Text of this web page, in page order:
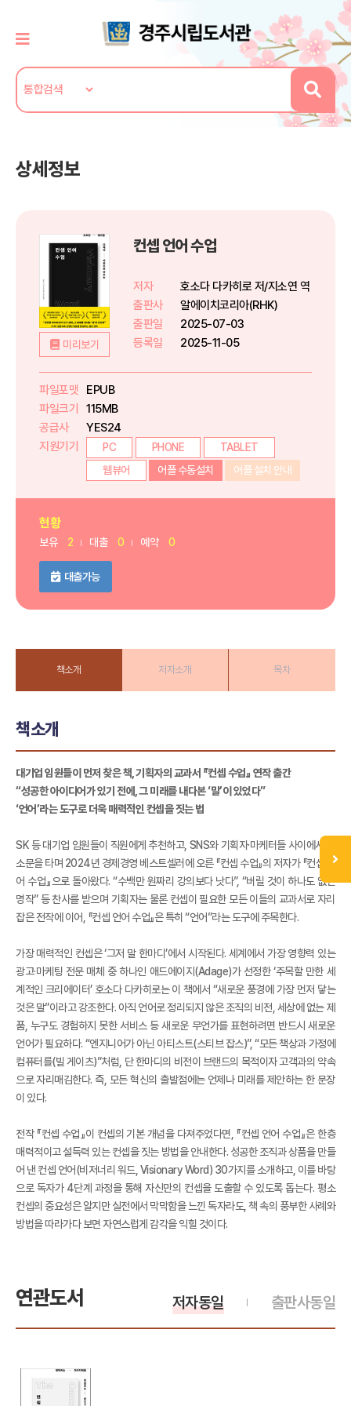
상세정보
미리보기
컨셉 언어 수업
저자
호소다 다카히로 저/지소연 역
출판사
알에이치코리아(RHK)
출판일
2025-07-03
등록일
2025-11-05
파일포맷
EPUB
파일크기
115MB
공급사
YES24
지원기기
PC PHONE
TABLET
웹뷰어
어플 수동설치 어플 설치 안내
현황
보유 2 대출 0 예약 0
대출가능
책소개 저자소개 목차
책소개
대기업 임원들이 먼저 찾은 책, 기획자의 교과서 『컨셉 수업』 연작 출간
“성공한 아이디어가 있기 전에, 그 미래를 내다본 ‘말’이 있었다”
‘언어’라는 도구로 더욱 매력적인 컨셉을 짓는 법
SK 등 대기업 임원들이 직원에게 추천하고, SNS와 기획자·마케터들 사이에서 입
소문을 타며 2024년 경제경영 베스트셀러에 오른 『컨셉 수업』의 저자가 『컨셉 언
어 수업』으로 돌아왔다. “수백만 원짜리 강의보다 낫다”, “버릴 것이 하나도 없는
명작” 등 찬사를 받으며 기획자는 물론 컨셉이 필요한 모든 이들의 교과서로 자리
잡은 전작에 이어, 『컨셉 언어 수업』은 특히 “언어”라는 도구에 주목한다.
가장 매력적인 컨셉은 ‘그저 말 한마디’에서 시작된다. 세계에서 가장 영향력 있는
광고·마케팅 전문 매체 중 하나인 애드에이지(Adage)가 선정한 ‘주목할 만한 세
계적인 크리에이터’ 호소다 다카히로는 이 책에서 “새로운 풍경에 가장 먼저 닿는
것은 말”이라고 강조한다. 아직 언어로 정리되지 않은 조직의 비전, 세상에 없는 제
품, 누구도 경험하지 못한 서비스 등 새로운 무언가를 표현하려면 반드시 새로운
언어가 필요하다. “엔지니어가 아닌 아티스트(스티브 잡스)”, “모든 책상과 가정에
컴퓨터를(빌 게이츠)”처럼, 단 한마디의 비전이 브랜드의 목적이자 고객과의 약속
으로 자리매김한다. 즉, 모든 혁신의 출발점에는 언제나 미래를 제안하는 한 문장
이 있다.
전작 『컨셉 수업』이 컨셉의 기본 개념을 다져주었다면, 『컨셉 언어 수업』은 한층
매력적이고 설득력 있는 컨셉을 짓는 방법을 안내한다. 성공한 조직과 상품을 만들
어 낸 컨셉 언어(비저너리 워드, Visionary Word) 30가지를 소개하고, 이를 바탕
으로 독자가 4단계 과정을 통해 자신만의 컨셉을 도출할 수 있도록 돕는다. 평소
컨셉의 중요성은 알지만 실전에서 막막함을 느낀 독자라도, 책 속의 풍부한 사례와
방법을 따라가다 보면 자연스럽게 감각을 익힐 것이다.
연관도서 출판사동일
저자동일